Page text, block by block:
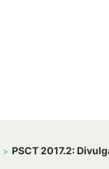
PSCT 2017.2: